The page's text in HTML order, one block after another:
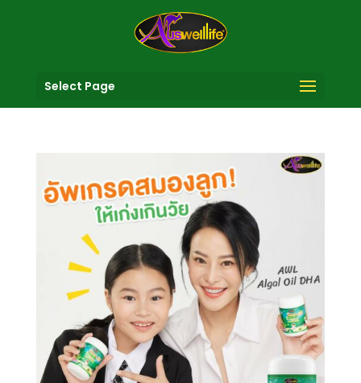
Select Page